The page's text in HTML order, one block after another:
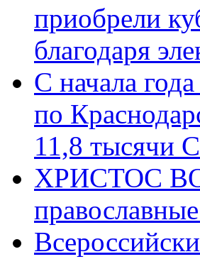
приобрели
благодаря
С начала
по
11,8 тысячи
ХРИСТОС